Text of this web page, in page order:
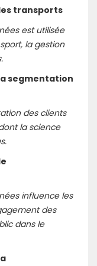
transports
est utilisée
la gestion
segmentation
des clients
la science
influence les
des
dans le